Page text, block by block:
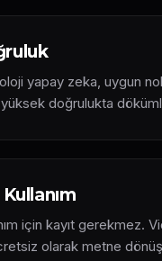
yapay zeka, uygun
doğrulukta
için kayıt gerekmez.
olarak metne